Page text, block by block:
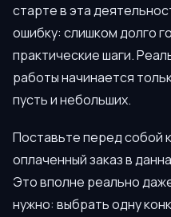
старте в эта
ошибку: слишком долго
практические шаги.
работы начинается
пусть и небольших.
Поставьте перед собой
оплаченный заказ в
Это вполне реально
нужно: выбрать одну